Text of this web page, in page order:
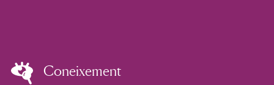
Coneixement